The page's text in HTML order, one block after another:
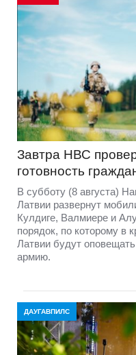
Завтра НВС
готовность
В субботу (8 августа)
Латвии развернут
Кулдиге, Валмиере и
порядок, по которому в
Латвии будут
армию.
ДАУГАВПИЛС